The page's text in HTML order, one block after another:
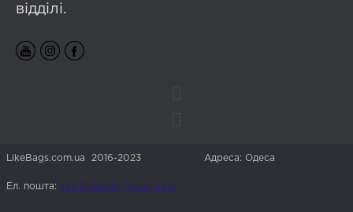
відділі.
LikeBags.com.ua 2016-2023 Адреса: Одеса
Ел. пошта: info.likebags@gmail.com